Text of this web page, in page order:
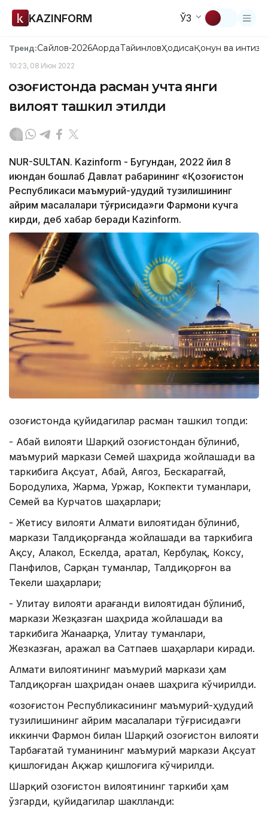
KAZINFORM ЎЗ
Тренд:Сайлов-2026АқордаТайинловҲодисаҚонун ва
10:23, 08 Июн 2022
Қозоғистонда расман учта янги
вилоят ташкил этилди
NUR-SULTAN. Kazinform - Бугундан, 2022 йил 8
июндан бошлаб Давлат раҳбарининг «Қозоғистон
Республикаси маъмурий-ҳудудий тузилишининг
айрим масалалари тўғрисида»ги Фармони кучга
кирди, деб хабар беради Кazinform.
Қозоғистонда қуйидагилар расман ташкил топди:
- Абай вилояти Шарқий Қозоғистондан бўлиниб,
маъмурий маркази Семей шаҳрида жойлашади ва
таркибига Ақсуат, Абай, Аягоз, Бескарагғай,
Бородулиха, Жарма, Уржар, Кокпекти туманлари,
Семей ва Курчатов шаҳарлари;
- Жетису вилояти Алмати вилоятидан бўлиниб,
маркази Талдиқорғанда жойлашади ва таркибига
Ақсу, Алакол, Ескелда, Қаратал, Кербулақ, Коксу,
Панфилов, Сарқан туманлар, Талдиқорғон ва
Текели шаҳарлари;
- Улитау вилояти Қарағанди вилоятидан бўлиниб,
маркази Жезқазған шаҳрида жойлашади ва
таркибига Жанаарқа, Улитау туманлари,
Жезказған, Қаражал ва Сатпаев шаҳарлари киради.
Алмати вилоятининг маъмурий маркази ҳам
Талдиқорған шаҳридан Қонаев шаҳрига кўчирилди.
«Қозоғистон Республикасининг маъмурий-ҳудудий
тузилишининг айрим масалалари тўғрисида»ги
иккинчи Фармон билан Шарқий Қозоғистон вилояти
Тарбағатай туманининг маъмурий маркази Ақсуат
қишлоғидан Ақжар қишлоғига кўчирилди.
Шарқий Қозоғистон вилоятининг таркиби ҳам
ўзгарди, қуйидагилар шаклланди: